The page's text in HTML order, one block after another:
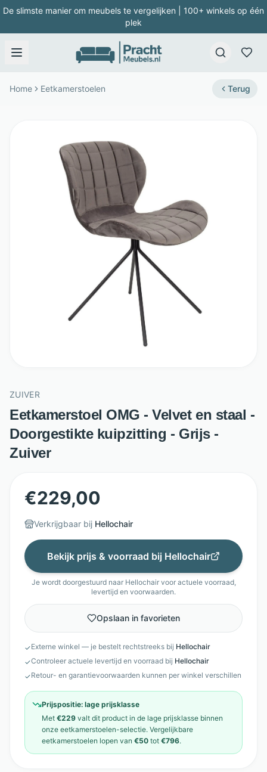
De slimste manier om meubels te vergelijken | 100+ winkels op één
plek
Home Eetkamerstoelen Terug
ZUIVER
Eetkamerstoel OMG - Velvet en staal -
Doorgestikte kuipzitting - Grijs -
Zuiver
€229,00
Verkrijgbaar bij Hellochair
Bekijk prijs & voorraad bij Hellochair
Je wordt doorgestuurd naar Hellochairvoor actuele voorraad,
levertijd en voorwaarden.
Opslaan in favorieten
✓Externe winkel — je bestelt rechtstreeks bij Hellochair
✓Controleer actuele levertijd en voorraad bij Hellochair
✓Retour- en garantievoorwaarden kunnen per winkel verschillen
Prijspositie: lage prijsklasse
Met €229 valt dit product in de lage prijsklasse binnen
onze eetkamerstoelen-selectie. Vergelijkbare
eetkamerstoelen lopen van €50 tot €796.